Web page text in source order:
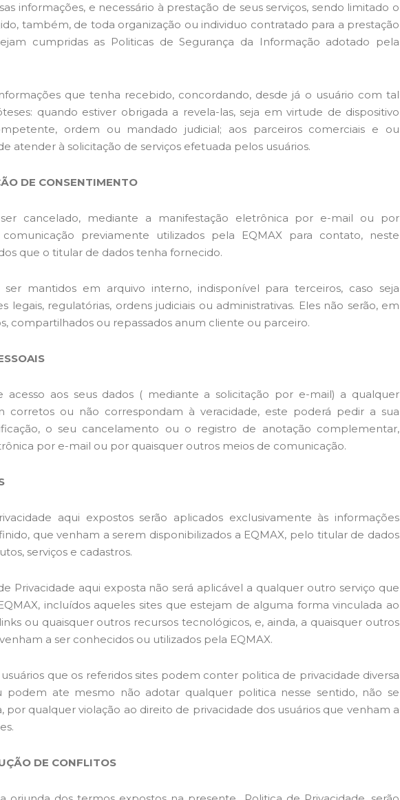
informações, e necessário à prestação de seus serviços, sendo limitado o
também, de toda organização ou individuo contratado para a prestação
cumpridas as Politicas de Segurança da Informação adotado pela
que tenha recebido, concordando, desde já o usuário com tal
quando estiver obrigada a revela-las, seja em virtude de dispositivo
ordem ou mandado judicial; aos parceiros comerciais e ou
atender à solicitação de serviços efetuada pelos usuários.
DE CONSENTIMENTO
cancelado, mediante a manifestação eletrônica por e-mail ou por
previamente utilizados pela EQMAX para contato, neste
que o titular de dados tenha fornecido.
ser mantidos em arquivo interno, indisponível para terceiros, caso seja
legais, regulatórias, ordens judiciais ou administrativas. Eles não serão, em
compartilhados ou repassados anum cliente ou parceiro.
aos seus dados ( mediante a solicitação por e-mail) a qualquer
corretos ou não correspondam à veracidade, este poderá pedir a sua
o seu cancelamento ou o registro de anotação complementar,
por e-mail ou por quaisquer outros meios de comunicação.
aqui expostos serão aplicados exclusivamente às informações
que venham a serem disponibilizados a EQMAX, pelo titular de dados
serviços e cadastros.
Privacidade aqui exposta não será aplicável a qualquer outro serviço que
incluídos aqueles sites que estejam de alguma forma vinculada ao
ou quaisquer outros recursos tecnológicos, e, ainda, a quaisquer outros
a ser conhecidos ou utilizados pela EQMAX.
que os referidos sites podem conter politica de privacidade diversa
podem ate mesmo não adotar qualquer politica nesse sentido, não se
por qualquer violação ao direito de privacidade dos usuários que venham a
DE CONFLITOS